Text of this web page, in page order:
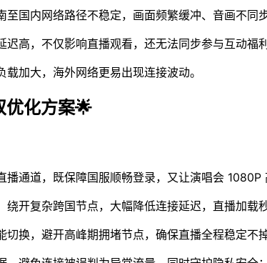
国内网络路径不稳定，画面频繁缓冲、音画不同步
高，不仅影响直播观看，还无法同步参与互动福利
加大，海外网络更易出现连接波动。
优化方案🌟
播通道，既保障国服顺畅登录，又让演唱会 1080P
开复杂跨国节点，大幅降低连接延迟，直播加载秒
换，避开高峰期拥堵节点，确保直播全程稳定不掉